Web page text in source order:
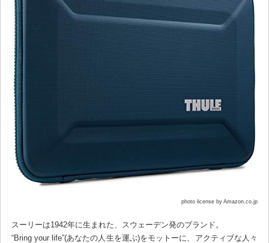
photo license by Amazon.co.jp
スーリーは1942年に生まれた、スウェーデン発のブランド。
“Bring your life”(あなたの人生を運ぶ)をモットーに、アクティブな人々